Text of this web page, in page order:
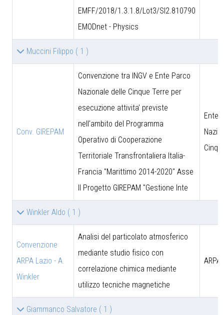
EMFF/2018/1.3.1.8/Lot3/SI2.810790
EMODnet - Physics
Muccini Filippo ( 1 )
Conv. GIREPAM
Convenzione tra INGV e Ente Parco
Nazionale delle Cinque Terre per
esecuzione attivita' previste
nell'ambito del Programma
Operativo di Cooperazione
Territoriale Transfrontaliera Italia-
Francia "Marittimo 2014-2020" Asse
II Progetto GIREPAM "Gestione Inte
Ente
Winkler Aldo ( 1 )
Convenzione
ARPA Lazio - A.
Winkler
Analisi del particolato atmosferico
mediante studio fisico con
correlazione chimica mediante
utilizzo tecniche magnetiche
ARPA
Giammanco Salvatore ( 1 )